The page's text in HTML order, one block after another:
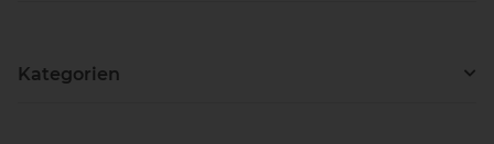
Kategorien